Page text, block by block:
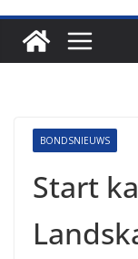
BONDSNIEUWS
Start